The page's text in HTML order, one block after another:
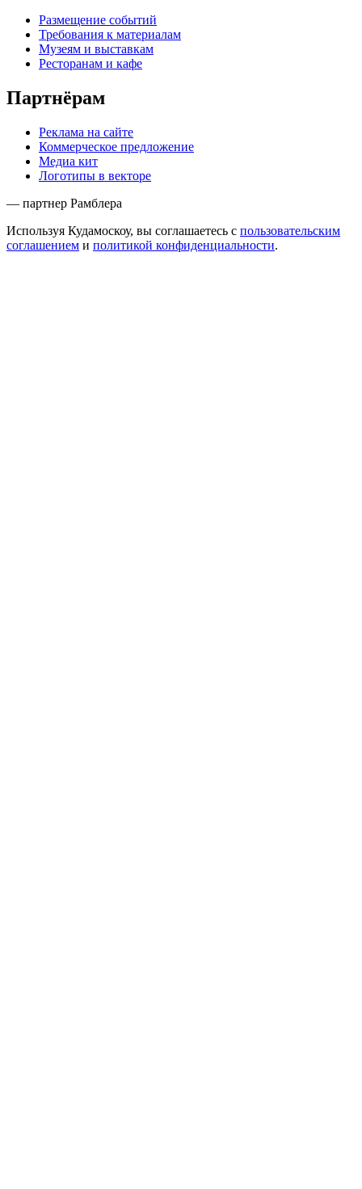
Размещение событий
Требования к материалам
Музеям и выставкам
Ресторанам и кафе
Партнёрам
Реклама на сайте
Коммерческое предложение
Медиа кит
Логотипы в векторе
— партнер Рамблера
Используя Кудамоскоу, вы соглашаетесь с пользовательским
соглашением и политикой конфиденциальности.